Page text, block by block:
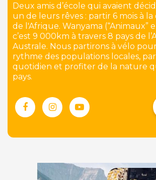
Deux amis d’école qui avaient
un de leurs rêves : partir 6 mois à
de l'Afrique. Wanyama (“Animaux”
c’est 9 000km à travers 8 pays de
Australe. Nous partirons à vélo
rythme des populations locales,
quotidien et profiter de la nature
pays.